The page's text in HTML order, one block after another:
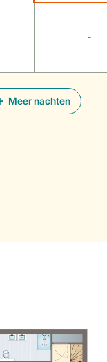
Meer nachten
-